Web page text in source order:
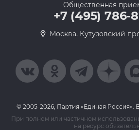
Общественная
+7 (495) 786-
Москва, Кутузовский
© 2005-2026, Партия «Единая Россия».
При полном или частичном
на ресурс